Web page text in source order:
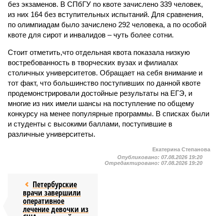
без экзаменов. В СПбГУ по квоте зачислено 339 человек,
из них 164 без вступительных испытаний. Для сравнения,
по олимпиадам было зачислено 292 человека, а по особой
квоте для сирот и инвалидов – чуть более сотни.
Стоит отметить,что отдельная квота показала низкую
востребованность в творческих вузах и филиалах
столичных университетов. Обращает на себя внимание и
тот факт, что большинство поступивших по данной квоте
продемонстрировали достойные результаты на ЕГЭ, и
многие из них имели шансы на поступление по общему
конкурсу на менее популярные программы. В списках были
и студенты с высокими баллами, поступившие в
различные университеты.
Екатерина Степанова
Опубликовано: 07.08.2026 19:20
Отредактировано: 07.08.2026 19:20
Петербурские
врачи завершили
оперативное
лечение девочки из